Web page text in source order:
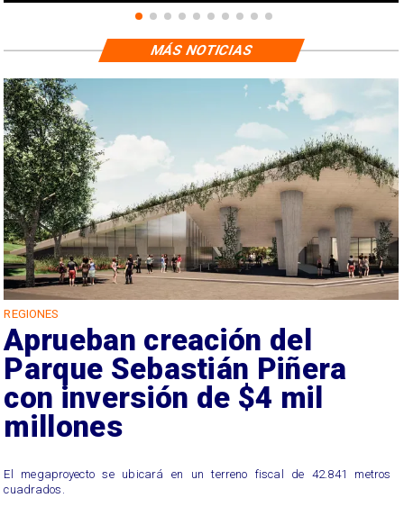
REGIONES
Aprueban creación del
Parque Sebastián Piñera
con inversión de $4 mil
millones
El megaproyecto se ubicará en un terreno fiscal de 42.841 metros
cuadrados.
MÁS NOTICIAS